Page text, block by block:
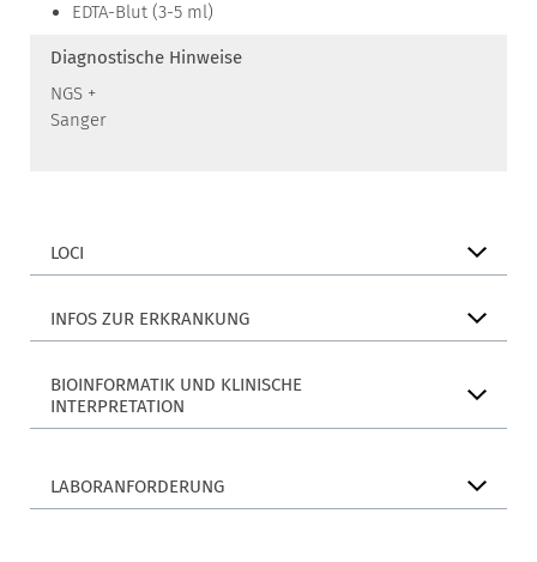
EDTA-Blut (3-5 ml)
Diagnostische Hinweise
NGS +
Sanger
LOCI
INFOS ZUR ERKRANKUNG
BIOINFORMATIK UND KLINISCHE
INTERPRETATION
LABORANFORDERUNG